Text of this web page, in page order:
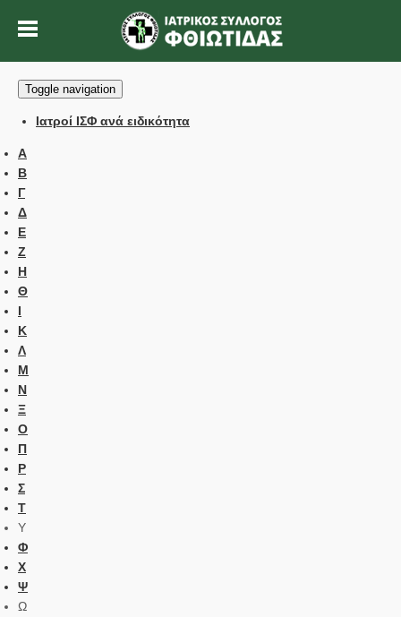
Toggle navigation
Ιατροί ΙΣΦ ανά ειδικότητα
Α
Β
Γ
Δ
Ε
Ζ
Η
Θ
Ι
Κ
Λ
Μ
Ν
Ξ
Ο
Π
Ρ
Σ
Τ
Υ
Φ
Χ
Ψ
Ω